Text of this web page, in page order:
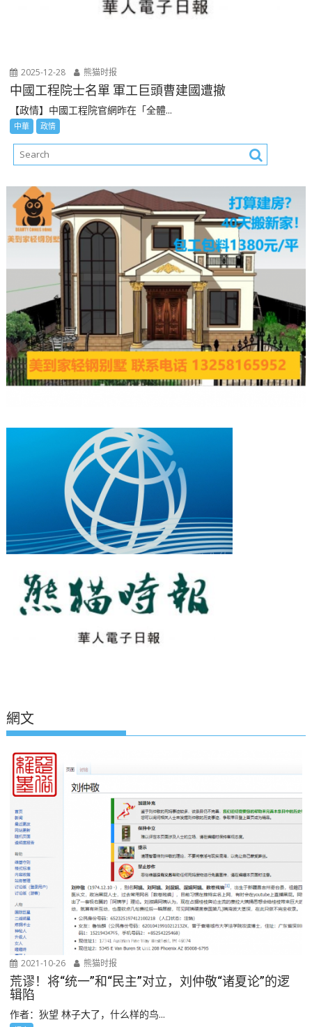
2025-12-28 熊猫时报
中國工程院士名單 軍工巨頭曹建國遭撤
【政情】中國工程院官網昨在「全體...
中華 政情
網文
2021-10-26 熊猫时报
荒谬！将“统一”和“民主”对立，刘仲敬“诸夏论”的逻
辑陷
作者：狄望 林子大了，什么样的鸟...